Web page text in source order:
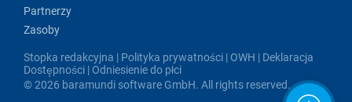
Partnerzy
Zasoby
Stopka redakcyjna | Polityka prywatności | OWH | Deklaracja
Dostępności | Odniesienie do płci
© 2026 baramundi software GmbH. All rights reserved.